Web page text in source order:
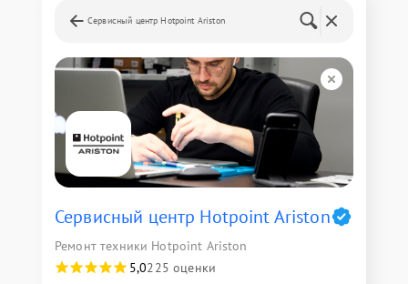
Сервисный центр Hotpoint Ariston
Сервисный центр Hotpoint Ariston
Ремонт техники Hotpoint Ariston
5,0225 оценки